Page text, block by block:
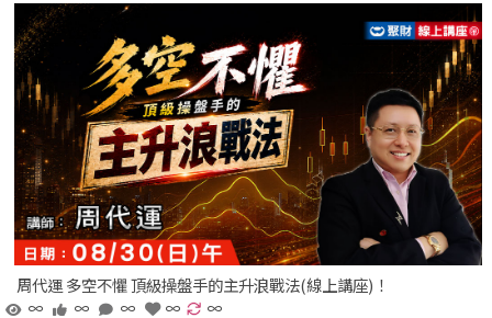
周代運 多空不懼 頂級操盤手的主升浪戰法(線上講座)！
∞
∞ ∞ ∞ ∞